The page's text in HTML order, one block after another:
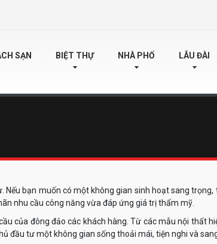
SẠN BIỆT THỰ NHÀ PHỐ LÂU ĐÀI
bạn muốn có một không gian sinh hoạt sang
nhu cầu công năng vừa đáp ứng giá trị thẩm mỹ.
của đông đảo các khách hàng. Từ các mẫu nội thất
đầu tư một không gian sống thoải mái, tiện nghi và